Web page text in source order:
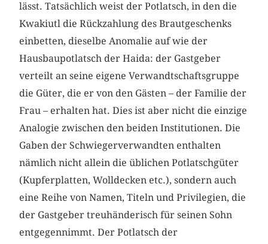
lässt. Tatsächlich weist der Potlatsch, in den die
Kwakiutl die Rückzahlung des Brautgeschenks
einbetten, dieselbe Anomalie auf wie der
Hausbaupotlatsch der Haida: der Gastgeber
verteilt an seine eigene Verwandtschaftsgruppe
die Güter, die er von den Gästen – der Familie der
Frau – erhalten hat. Dies ist aber nicht die einzige
Analogie zwischen den beiden Institutionen. Die
Gaben der Schwiegerverwandten enthalten
nämlich nicht allein die üblichen Potlatschgüter
(Kupferplatten, Wolldecken etc.), sondern auch
eine Reihe von Namen, Titeln und Privilegien, die
der Gastgeber treuhänderisch für seinen Sohn
entgegennimmt. Der Potlatsch der